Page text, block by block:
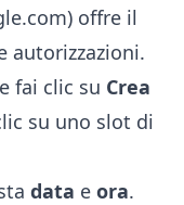
offre il
autorizzazioni.
e fai clic su Crea
su uno slot di
data e ora.